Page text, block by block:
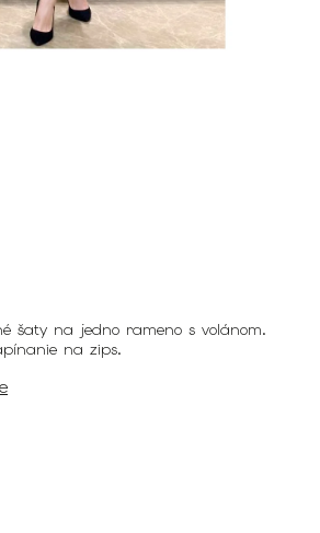
šaty na jedno rameno s volánom.
na zips.